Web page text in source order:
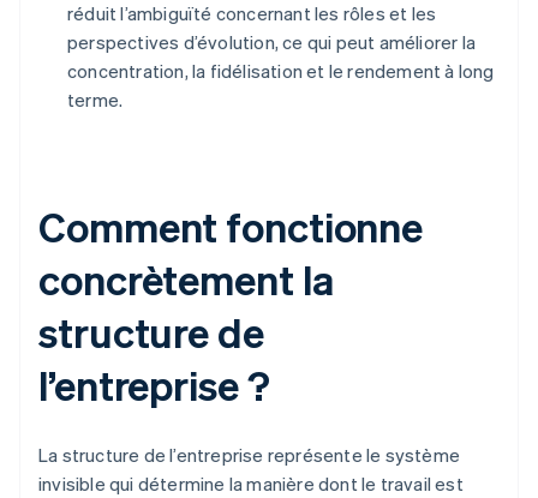
réduit l’ambiguïté concernant les rôles et les
perspectives d’évolution, ce qui peut améliorer la
concentration, la fidélisation et le rendement à long
terme.
Comment fonctionne
concrètement la
structure de
l’entreprise ?
La structure de l’entreprise représente le système
invisible qui détermine la manière dont le travail est